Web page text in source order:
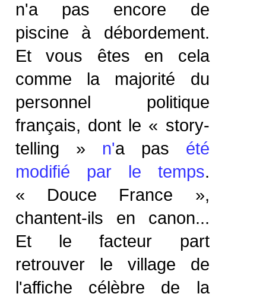
n'a pas encore de
piscine à débordement.
Et vous êtes en cela
comme la majorité du
personnel politique
français, dont le « story-
telling » n'a pas été
modifié par le temps.
« Douce France »,
chantent-ils en canon...
Et le facteur part
retrouver le village de
l'affiche célèbre de la